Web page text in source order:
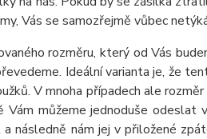
Vás se samozřejmě vůbec
rozměru, který od Vás
Ideální varianta je, že
V mnoha případech ale
můžeme jednoduše odeslat
nám jej v přiložené